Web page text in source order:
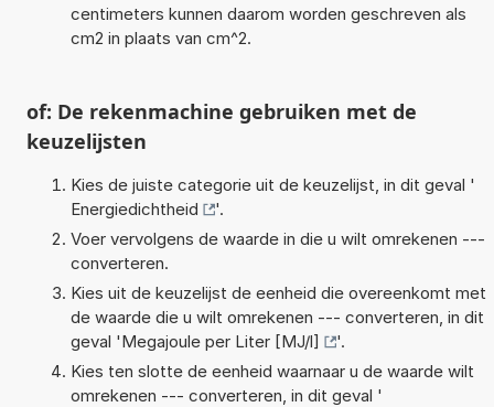
centimeters kunnen daarom worden geschreven als
cm2 in plaats van cm^2.
of: De rekenmachine gebruiken met de
keuzelijsten
Kies de juiste categorie uit de keuzelijst, in dit geval '
Energiedichtheid
'.
Voer vervolgens de waarde in die u wilt omrekenen ---
converteren.
Kies uit de keuzelijst de eenheid die overeenkomt met
de waarde die u wilt omrekenen --- converteren, in dit
geval 'Megajoule per Liter [MJ/l]
'.
Kies ten slotte de eenheid waarnaar u de waarde wilt
omrekenen --- converteren, in dit geval '